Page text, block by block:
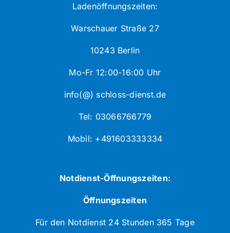
Ladenöffnungszeiten:
Warschauer Straße 27
10243 Berlin
Mo-Fr 12:00-16:00 Uhr
info(@) schloss-dienst.de
Tel: 03066766779
Mobil: +491603333334
Notdienst-Öffnungszeiten:
Öffnungszeiten
Für den Notdienst 24 Stunden 365 Tage